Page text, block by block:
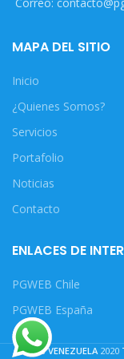
MAPA DEL SITIO
Inicio
¿Quienes Somos?
Servicios
Portafolio
Noticias
Contacto
ENLACES DE
PGWEB Chile
PGWEB España
PGWEB VENEZUELA 2020